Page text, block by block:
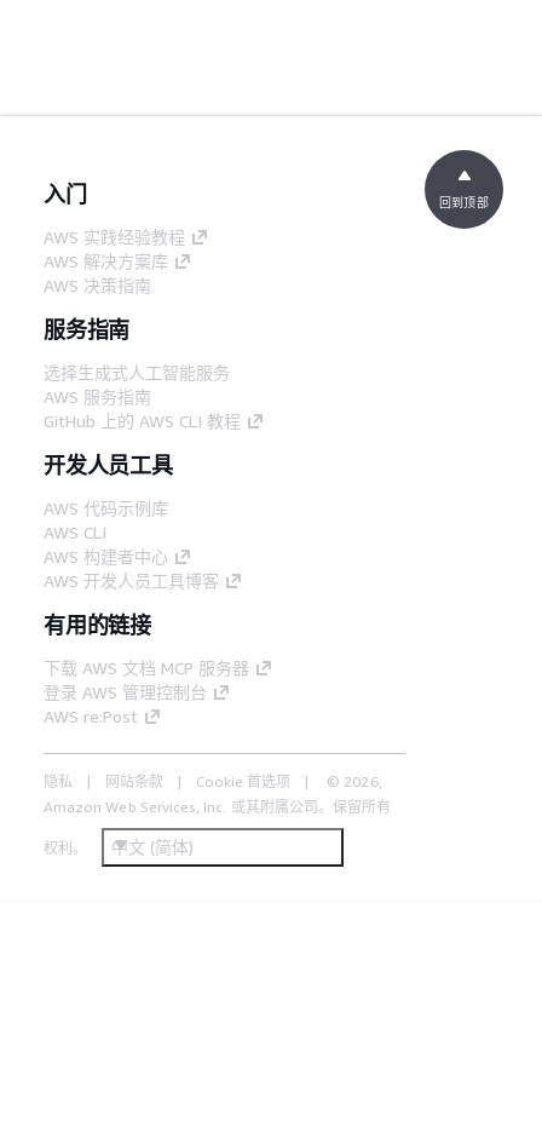
入门
AWS 实践经验教程
AWS 解决方案库
AWS 决策指南
服务指南
选择生成式人工智能服务
AWS 服务指南
GitHub 上的 AWS CLI 教程
开发人员工具
AWS 代码示例库
AWS CLI
AWS 构建者中心
AWS 开发人员工具博客
有用的链接
下载 AWS 文档 MCP 服务器
登录 AWS 管理控制台
AWS re:Post
隐私 网站条款 Cookie 首选项
© 2026,
Amazon Web Services, Inc. 或其附属公司。保留所有
权利。 中文 (简体)
回到顶部